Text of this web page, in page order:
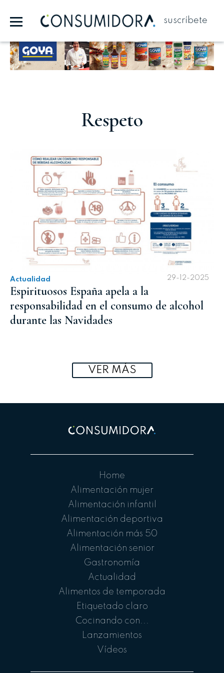
suscríbete
Respeto
Actualidad 29-12-2025
Espirituosos España apela a la
responsabilidad en el consumo de alcohol
durante las Navidades
VER MÁS
Home
Alimentación mujer
Alimentación infantil
Alimentación deportiva
Alimentación más 50
Alimentación senior
Gastronomía
Actualidad
Alimentos de temporada
Etiquetado claro
Cocinando con...
Lanzamientos
Vídeos